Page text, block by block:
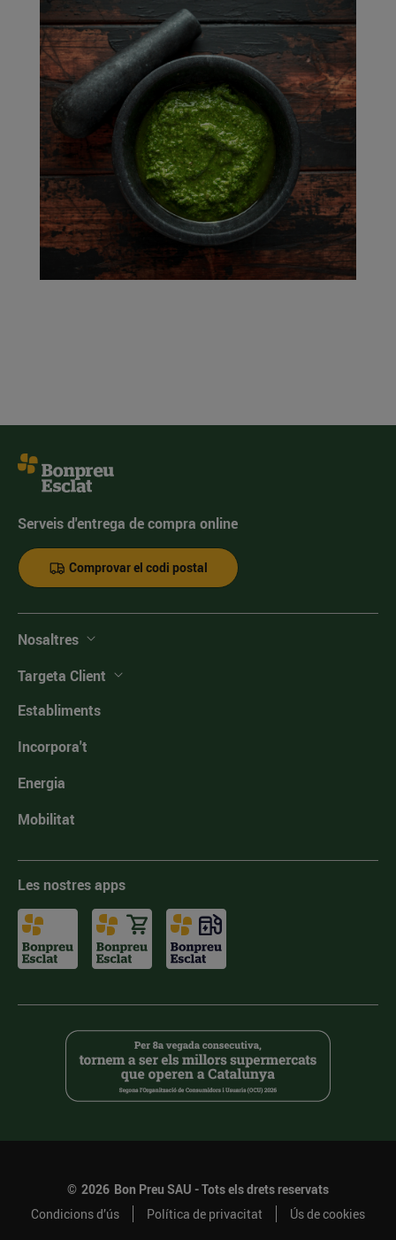
Serveis d'entrega de compra online
Comprovar el codi postal
Nosaltres
Targeta Client
Establiments
Incorpora't
Energia
Mobilitat
Les nostres apps
© 2026 Bon Preu SAU - Tots els drets reservats
Condicions d’ús
Política de privacitat Ús de cookies